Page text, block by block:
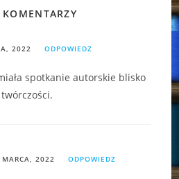
2022 ODPOWIEDZ
spotkanie autorskie blisko
2022 ODPOWIEDZ